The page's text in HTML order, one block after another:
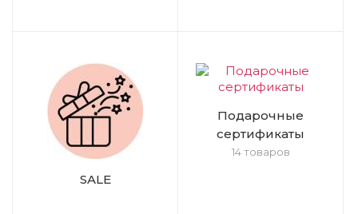
SALE
Подарочные
сертификаты
14 товаров